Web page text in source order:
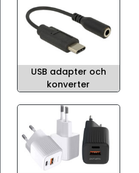
USB adapter och
konverter